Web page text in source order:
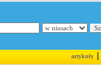
artykuły|